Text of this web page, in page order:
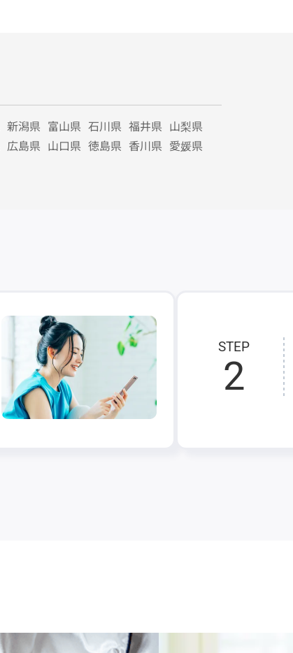
新潟県 富山県 石川県 福井県 山梨県
広島県 山口県 徳島県 香川県 愛媛県
STEP
2